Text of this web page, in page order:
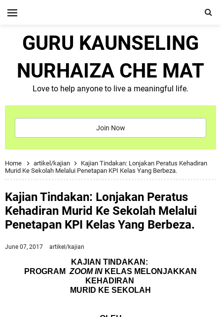
GURU KAUNSELING
NURHAIZA CHE MAT
Love to help anyone to live a meaningful life.
Join Now
Home artikel/kajian
Kajian Tindakan: Lonjakan Peratus Kehadiran
Murid Ke Sekolah Melalui Penetapan KPI Kelas Yang Berbeza.
Kajian Tindakan: Lonjakan Peratus
Kehadiran Murid Ke Sekolah Melalui
Penetapan KPI Kelas Yang Berbeza.
June 07, 2017 artikel/kajian
KAJIAN TINDAKAN:
PROGRAM ZOOM IN KELAS MELONJAKKAN
KEHADIRAN
MURID KE SEKOLAH